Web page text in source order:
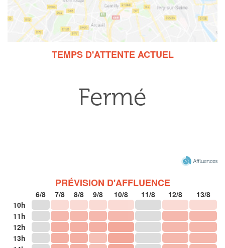
TEMPS D'ATTENTE ACTUEL
PRÉVISION D'AFFLUENCE
6/8 7/8 8/8 9/8 10/8 11/8 12/8
13/8
10h
11h
12h
13h